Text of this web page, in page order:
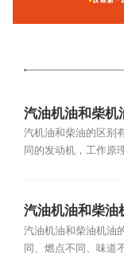
汽油机油和柴机
汽机油和柴油的区别
同的发动机，工作原
汽油机油和柴油
汽油机油和柴油机油
同、燃点不同、味道